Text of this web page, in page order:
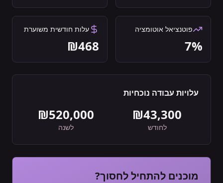
פוטנציאל אוטומציה
7%
עלות חודשית משוערת
₪468
עלויות עבודה נוכחיות
₪43,300
לחודש
₪520,000
לשנה
מוכנים להתחיל לחסוך?